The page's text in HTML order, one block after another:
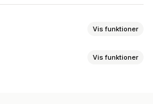
Vis funktioner
Vis funktioner